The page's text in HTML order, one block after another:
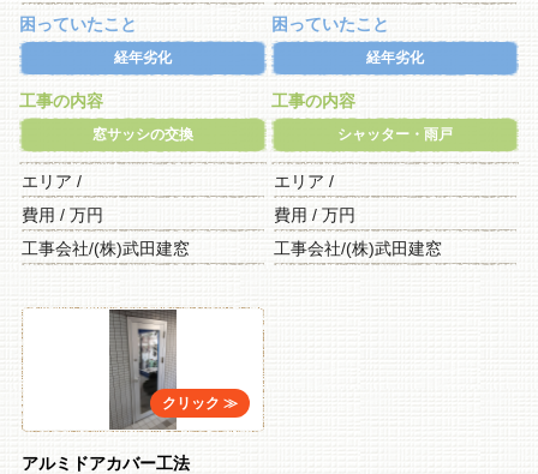
困っていたこと
経年劣化
工事の内容
窓サッシの交換
エリア /
費用 / 万円
工事会社/(株)武田建窓
困っていたこと
経年劣化
工事の内容
シャッター・雨戸
エリア /
費用 / 万円
工事会社/(株)武田建窓
アルミドアカバー工法